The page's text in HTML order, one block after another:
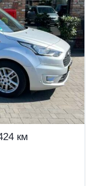
км